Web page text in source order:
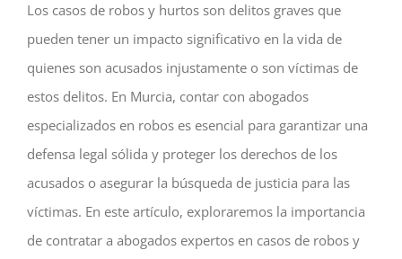
Los casos de robos y hurtos son delitos graves que
pueden tener un impacto significativo en la vida de
quienes son acusados injustamente o son víctimas de
estos delitos. En Murcia, contar con abogados
especializados en robos es esencial para garantizar una
defensa legal sólida y proteger los derechos de los
acusados o asegurar la búsqueda de justicia para las
víctimas. En este artículo, exploraremos la importancia
de contratar a abogados expertos en casos de robos y